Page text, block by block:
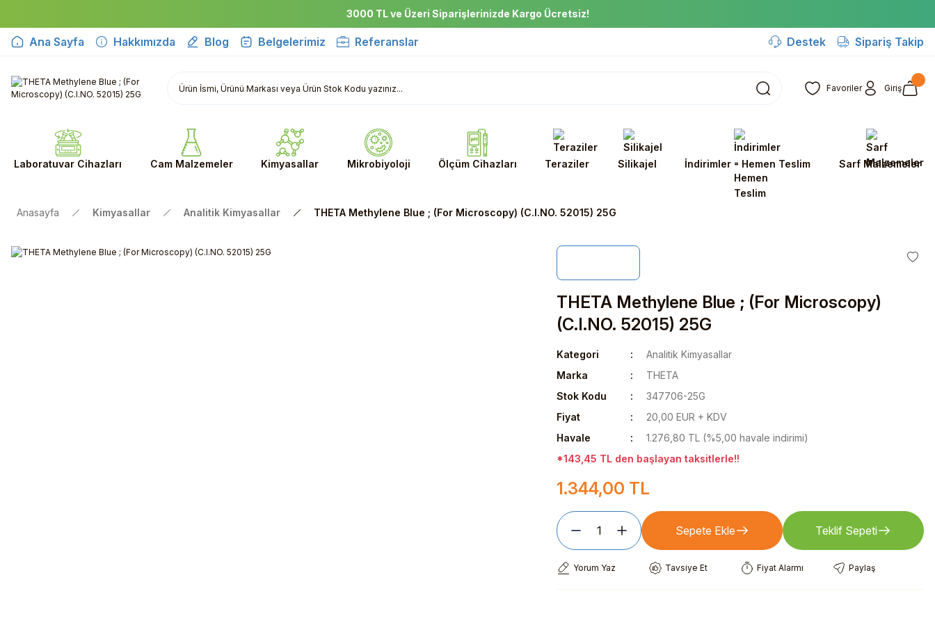
3000 TL ve Üzeri Siparişlerinizde Kargo Ücretsiz!
Ana Sayfa Hakkımızda Blog Belgelerimiz Referanslar Destek Sipariş Takip
Favoriler Giriş
Laboratuvar Cihazları Cam Malzemeler Kimyasallar Mikrobiyoloji Ölçüm Cihazları Teraziler Silikajel İndirimler - Hemen Teslim Sarf Malzemeler
Anasayfa Kimyasallar Analitik Kimyasallar THETA Methylene Blue ; (For Microscopy) (C.I.NO. 52015) 25G
THETA Methylene Blue ; (For Microscopy)
(C.I.NO. 52015) 25G
Kategori
Analitik Kimyasallar
Marka
THETA
Stok Kodu
347706-25G
Fiyat
20,00 EUR + KDV
Havale
1.276,80 TL (%5,00 havale indirimi)
*143,45 TL den başlayan taksitlerle!!
1.344,00 TL
Sepete Ekle Teklif Sepeti
Yorum Yaz Tavsiye Et Fiyat Alarmı Paylaş